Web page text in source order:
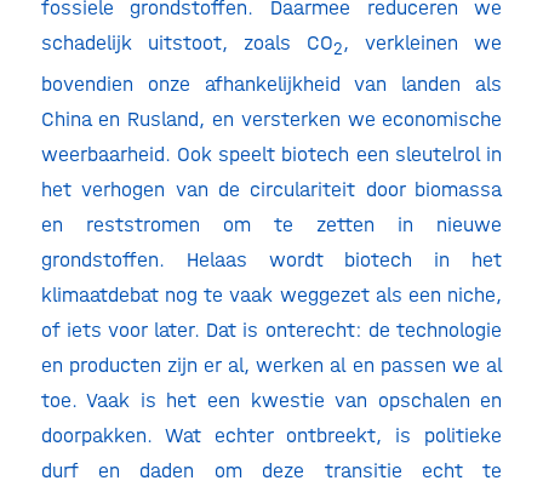
fossiele grondstoffen. Daarmee reduceren we
schadelijk uitstoot, zoals CO2, verkleinen we
bovendien onze afhankelijkheid van landen als
China en Rusland, en versterken we economische
weerbaarheid. Ook speelt biotech een sleutelrol in
het verhogen van de circulariteit door biomassa
en reststromen om te zetten in nieuwe
grondstoffen. Helaas wordt biotech in het
klimaatdebat nog te vaak weggezet als een niche,
of iets voor later. Dat is onterecht: de technologie
en producten zijn er al, werken al en passen we al
toe. Vaak is het een kwestie van opschalen en
doorpakken. Wat echter ontbreekt, is politieke
durf en daden om deze transitie echt te